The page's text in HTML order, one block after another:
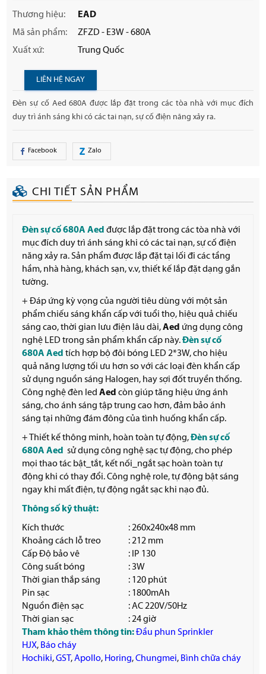
Thương hiệu:
EAD
Mã sản phẩm:
ZFZD - E3W - 680A
Xuất xứ:
Trung Quốc
LIÊN HỆ NGAY
Đèn sự cố Aed 680A được lắp đặt trong các tòa nhà với mục đích
duy trì ánh sáng khi có các tai nạn, sự cố điện năng xảy ra.
Facebook Zalo
CHI TIẾT SẢN PHẨM
Đèn sự cố 680A Aed được lắp đặt trong các tòa nhà với
mục đích duy trì ánh sáng khi có các tai nạn, sự cố điện
năng xảy ra. Sản phẩm được lắp đặt tại lối đi các tầng
hầm, nhà hàng, khách sạn, v.v, thiết kế lắp đặt dạng gắn
tường.
+ Đáp ứng kỳ vọng của người tiêu dùng với một sản
phẩm chiếu sáng khẩn cấp với tuổi thọ, hiệu quả chiếu
sáng cao, thời gian lưu điện lâu dài,Aed ứng dụng công
nghệ LED trong sản phẩm khẩn cấp này.Đèn sự cố
680A Aed tích hợp bộ đôi bóng LED 2*3W, cho hiệu
quả năng lượng tối ưu hơn so với các loại đèn khẩn cấp
sử dụng nguồn sáng Halogen, hay sợi đốt truyền thống.
Công nghệ đèn ledAed còn giúp tăng hiệu ứng ánh
sáng, cho ánh sáng tập trung cao hơn, đảm bảo ánh
sáng tại những đám đông của tình huống khẩn cấp.
+ Thiết kế thông minh, hoàn toàn tự động,Đèn sự cố
680A Aed sử dụng công nghệ sạc tự động, cho phép
mọi thao tác bật_tắt, kết nối_ngắt sạc hoàn toàn tự
động khi có thay đổi. Công nghệ role, tự động bật sáng
ngay khi mất điện, tự động ngắt sạc khi nạo đủ.
Thông số kỹ thuật:
Kích thước
: 260x240x48 mm
Khoảng cách lỗ treo
: 212 mm
Cấp Độ bảo vê
: IP 130
Công suất bóng
: 3W
Thời gian thắp sáng
: 120 phút
Pin sạc
: 1800mAh
Nguồn điện sạc
: AC 220V/50Hz
Thời gian sạc
: 24 giờ
Tham khảo thêm thông tin:Đầu phun Sprinkler
HJX, Báo cháy
Hochiki,GST ,Apollo, Horing,Chungmei, Bình chữa cháy